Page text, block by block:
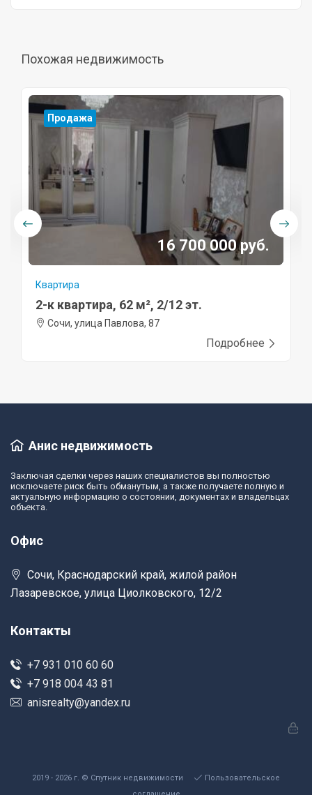
Похожая недвижимость
Продажа
16 700 000 руб.
Квартира
2-к квартира, 62 м², 2/12 эт.
Сочи, улица Павлова, 87
Подробнее
Анис недвижимость
Заключая сделки через наших специалистов вы полностью
исключаете риск быть обманутым, а также получаете полную и
актуальную информацию о состоянии, документах и владельцах
объекта.
Офис
Сочи, Краснодарский край, жилой район
Лазаревское, улица Циолковского, 12/2
Контакты
+7 931 010 60 60
+7 918 004 43 81
anisrealty@yandex.ru
2019 - 2026 г. © Спутник недвижимости
Пользовательское